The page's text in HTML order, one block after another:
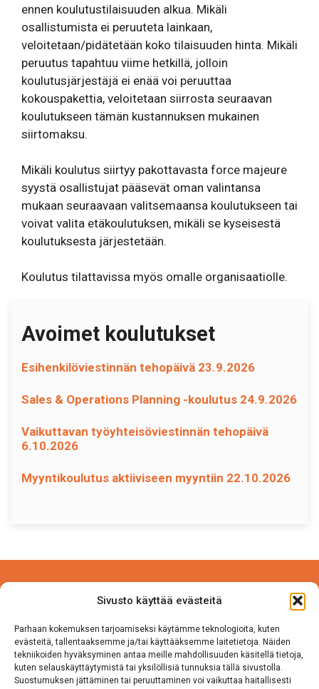
Sivusto käyttää evästeitä
Parhaan kokemuksen tarjoamiseksi käytämme teknologioita, kuten
evästeitä, tallentaaksemme ja/tai käyttääksemme laitetietoja. Näiden
tekniikoiden hyväksyminen antaa meille mahdollisuuden käsitellä tietoja,
kuten selauskäyttäytymistä tai yksilöllisiä tunnuksia tällä sivustolla.
Suostumuksen jättäminen tai peruuttaminen voi vaikuttaa haitallisesti
ennen koulutustilaisuuden alkua. Mikäli
osallistumista ei peruuteta lainkaan,
veloitetaan/pidätetään koko tilaisuuden hinta. Mikäli
peruutus tapahtuu viime hetkillä, jolloin
koulutusjärjestäjä ei enää voi peruuttaa
kokouspakettia, veloitetaan siirrosta seuraavan
koulutukseen tämän kustannuksen mukainen
siirtomaksu.
Mikäli koulutus siirtyy pakottavasta force majeure
syystä osallistujat pääsevät oman valintansa
mukaan seuraavaan valitsemaansa koulutukseen tai
voivat valita etäkoulutuksen, mikäli se kyseisestä
koulutuksesta järjestetään.
Koulutus tilattavissa myös omalle organisaatiolle.
Avoimet koulutukset
Esihenkilöviestinnän tehopäivä 23.9.2026
Sales & Operations Planning -koulutus 24.9.2026
Vaikuttavan työyhteisöviestinnän tehopäivä
6.10.2026
Myyntikoulutus aktiiviseen myyntiin 22.10.2026
Tehtaantie 5 A 4
14500 IITTALA
Puh. 050 570 8163